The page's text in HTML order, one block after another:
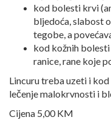
kod bolesti krvi
bljedoća, slabost
tegobe, a
kod kožnih bolesti
ranice, rane koje
Lincuru treba uzeti i kod
lečenje malokrvnosti i
Cijena 5,00 KM